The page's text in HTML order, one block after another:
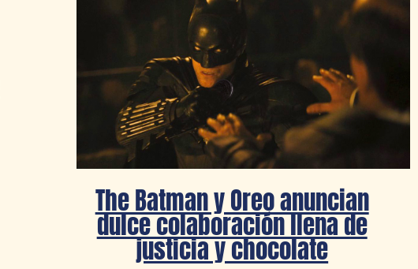
The Batman y Oreo anuncian
dulce colaboración llena de
justicia y chocolate